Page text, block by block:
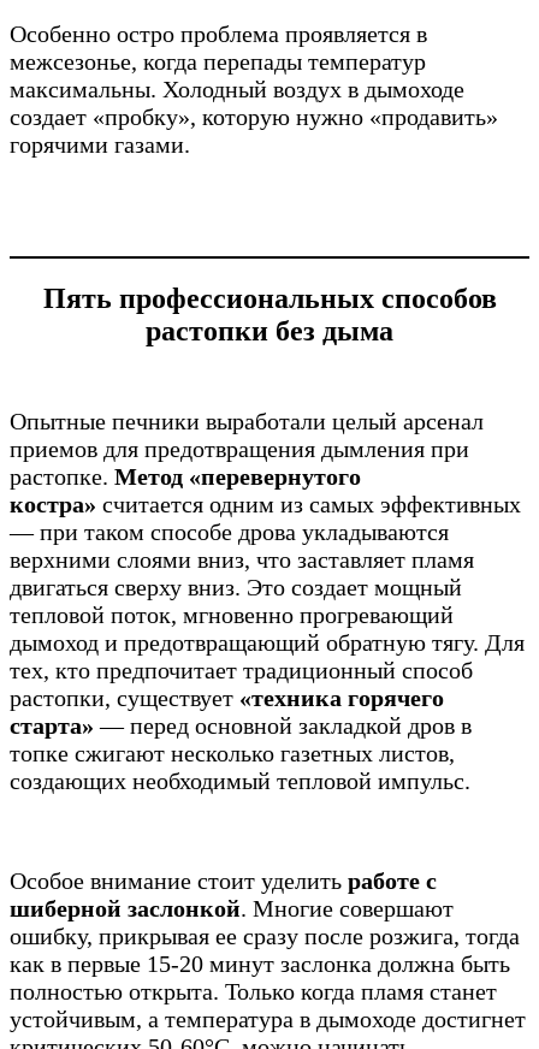
Особенно остро проблема проявляется в
межсезонье, когда перепады температур
максимальны. Холодный воздух в дымоходе
создает «пробку», которую нужно «продавить»
горячими газами.
Пять профессиональных способов
растопки без дыма
Опытные печники выработали целый арсенал
приемов для предотвращения дымления при
растопке. Метод «перевернутого
костра» считается одним из самых эффективных
— при таком способе дрова укладываются
верхними слоями вниз, что заставляет пламя
двигаться сверху вниз. Это создает мощный
тепловой поток, мгновенно прогревающий
дымоход и предотвращающий обратную тягу. Для
тех, кто предпочитает традиционный способ
растопки, существует «техника горячего
старта» — перед основной закладкой дров в
топке сжигают несколько газетных листов,
создающих необходимый тепловой импульс.
Особое внимание стоит уделить работе с
шиберной заслонкой. Многие совершают
ошибку, прикрывая ее сразу после розжига, тогда
как в первые 15-20 минут заслонка должна быть
полностью открыта. Только когда пламя станет
устойчивым, а температура в дымоходе достигнет